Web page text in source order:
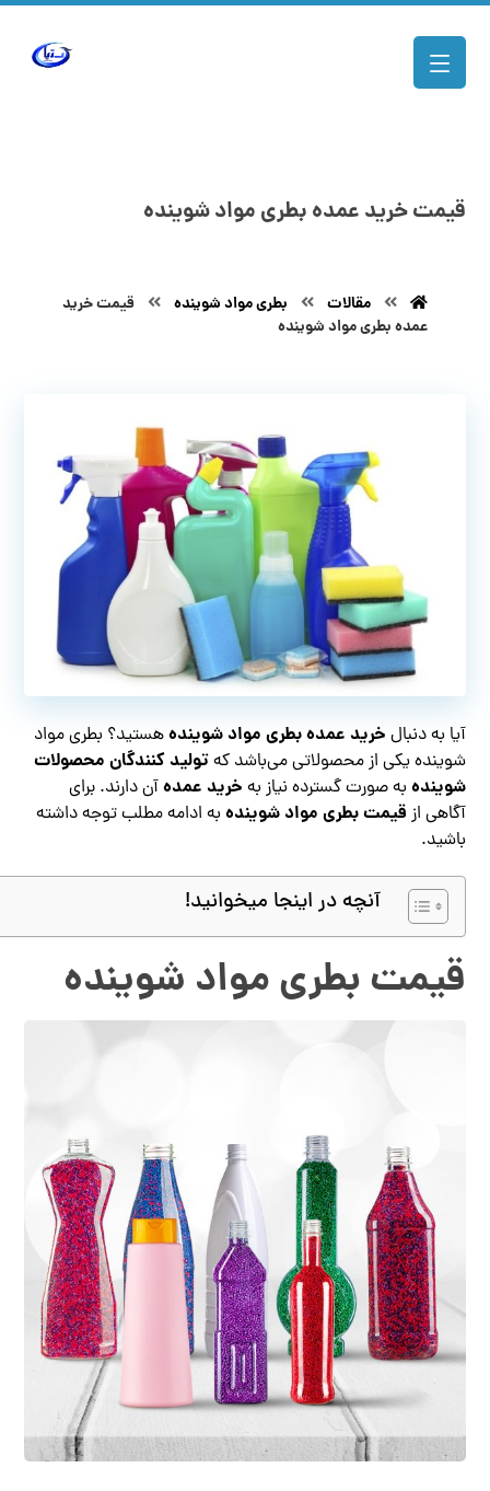
قیمت خرید عمده بطری مواد شوینده
مقالات بطری مواد شوینده
قیمت خرید
عمده بطری مواد شوینده
آیا به دنبال خرید عمده بطری مواد شویندههستید؟ بطری مواد
شوینده یکی از محصولاتی می‌باشد کهتولید کنندگان محصولات
شوینده به صورت گسترده نیاز به خرید عمدهآن دارند. برای
آگاهی از قیمت بطری مواد شوینده به ادامه مطلب توجه داشته
باشید.
آنچه در اینجا میخوانید!
قیمت بطری مواد شوینده